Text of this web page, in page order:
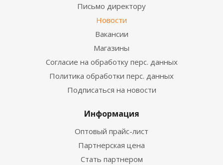
Письмо директору
Новости
Вакансии
Магазины
Согласие на обработку перс. данных
Политика обработки перс. данных
Подписаться на новости
Информация
Оптовый прайс-лист
Партнерская цена
Стать партнером